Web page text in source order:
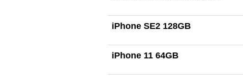
iPhone SE2 128GB
iPhone 11 64GB